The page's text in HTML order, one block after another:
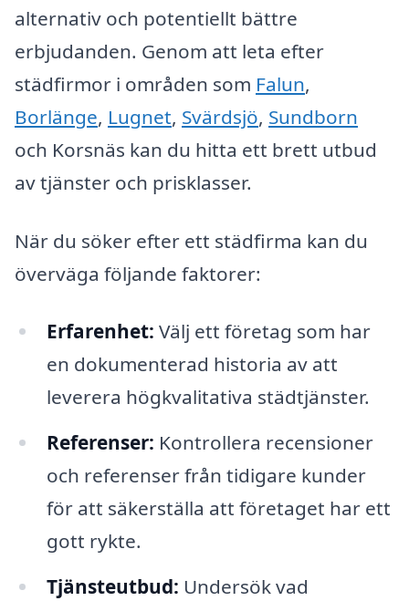
alternativ och potentiellt bättre
erbjudanden. Genom att leta efter
städfirmor i områden som Falun,
Borlänge, Lugnet, Svärdsjö, Sundborn
och Korsnäs kan du hitta ett brett utbud
av tjänster och prisklasser.
När du söker efter ett städfirma kan du
överväga följande faktorer:
Erfarenhet: Välj ett företag som har
en dokumenterad historia av att
leverera högkvalitativa städtjänster.
Referenser: Kontrollera recensioner
och referenser från tidigare kunder
för att säkerställa att företaget har ett
gott rykte.
Tjänsteutbud: Undersök vad